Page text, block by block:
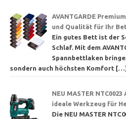
AVANTGARDE
und Qualität für Ihr
Ein gutes Bett ist der
Schlaf. Mit dem
Spannbettlaken
sondern auch höchsten Komfort […]
NEU MASTER
ideale Werkzeug für
Die NEU MASTER